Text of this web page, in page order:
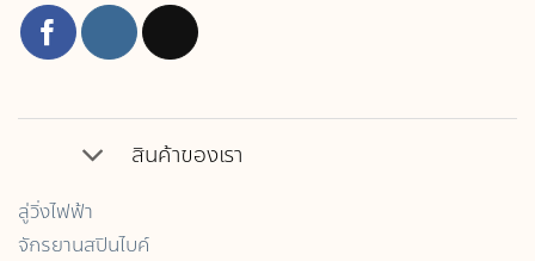
สินค้าของเรา
ลู่วิ่งไฟฟ้า
จักรยานสปินไบค์